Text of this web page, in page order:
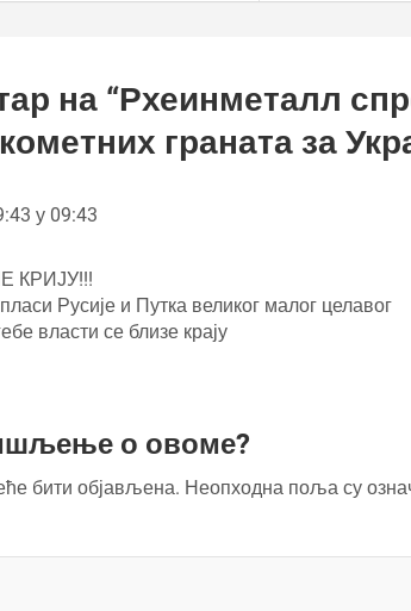
на “Рхеинметалл
граната за
у 09:43
КРИЈУ!!!
Русије и Путка великог малог целавог
власти се близе крају
о овоме?
бити објављена. Неопходна поља су